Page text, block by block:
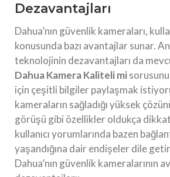
Dezavantajları
Dahua’nın güvenlik kameraları,
konusunda bazı avantajlar sunar.
teknolojinin dezavantajları da
Dahua Kamera Kaliteli mi
için çeşitli bilgiler paylaşmak
kameraların sağladığı yüksek
görüşü gibi özellikler oldukça
kullanıcı yorumlarında bazen
yaşandığına dair endişeler dile
Dahua’nın güvenlik kameralarının